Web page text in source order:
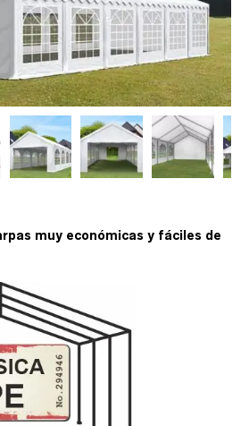
muy económicas y fáciles de